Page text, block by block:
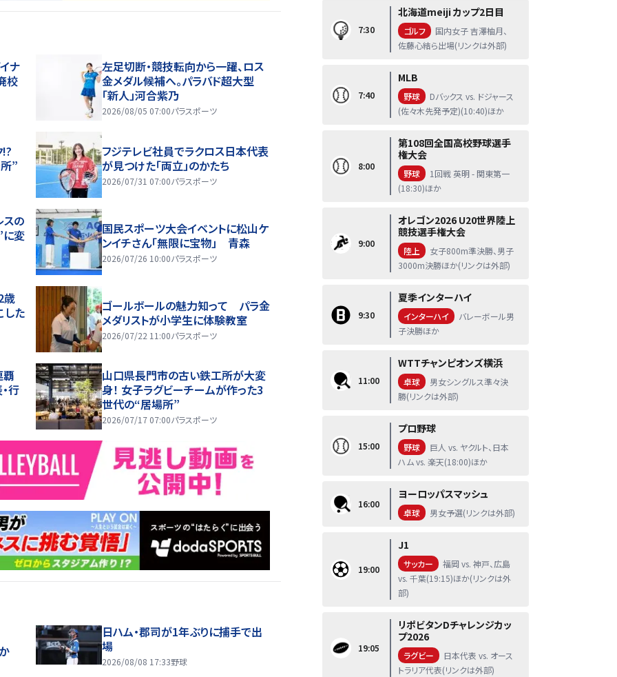
ナ
校
左足切断・競技転向から一躍、ロス
金メダル候補へ。パラバド超大型
「新人」河合紫乃
2026/08/05 07:00パラスポーツ
”
フジテレビ社員でラクロス日本代表
が見つけた「両立」のかたち
2026/07/31 07:00パラスポーツ
スの
に変
国民スポーツ大会イベントに松山ケ
ンイチさん「無限に宝物」 青森
2026/07/26 10:00パラスポーツ
歳
した
ゴールボールの魅力知って パラ金
メダリストが小学生に体験教室
2026/07/22 11:00パラスポーツ
覇
行
山口県長門市の古い鉄工所が大変
身！ 女子ラグビーチームが作った3
世代の“居場所”
2026/07/17 07:00パラスポーツ
日ハム・郡司が1年ぶりに捕手で出
場
2026/08/08 17:33野球
7:30
北海道meiji カップ2日目
ゴルフ
国内女子 吉澤柚月、
佐藤心結ら出場(リンクは外部)
7:40
MLB
野球
Dバックス vs. ドジャース
(佐々木先発予定)(10:40)ほか
8:00
第108回全国高校野球選手
権大会
野球
1回戦 英明 - 関東第一
(18:30)ほか
9:00
オレゴン2026 U20世界陸上
競技選手権大会
陸上
女子800m準決勝、男子
3000m決勝ほか(リンクは外部)
9:30
夏季インターハイ
インターハイ
バレーボール男
子決勝ほか
11:00
WTTチャンピオンズ横浜
卓球
男女シングルス準々決
勝(リンクは外部)
15:00
プロ野球
野球
巨人 vs. ヤクルト、日本
ハム vs. 楽天(18:00)ほか
16:00
ヨーロッパスマッシュ
卓球 男女予選(リンクは外部)
19:00
J1
サッカー
福岡 vs. 神戸、広島
vs. 千葉(19:15)ほか(リンクは外
部)
19:05
リポビタンDチャレンジカッ
プ2026
ラグビー
日本代表 vs. オース
トラリア代表(リンクは外部)